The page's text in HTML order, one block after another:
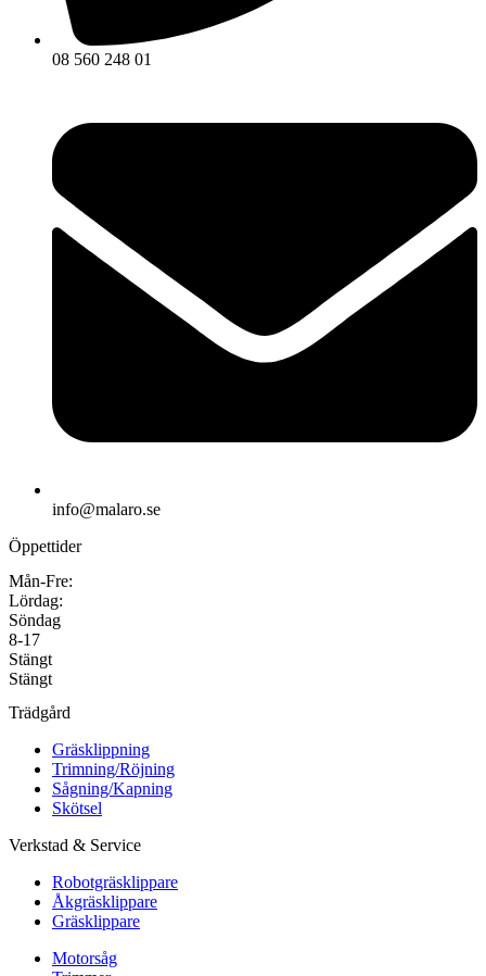
08 560 248 01
info@malaro.se
Öppettider
Mån-Fre:
Lördag:
Söndag
8-17
Stängt
Stängt
Trädgård
Gräsklippning
Trimning/Röjning
Sågning/Kapning
Skötsel
Verkstad & Service
Robotgräsklippare
Åkgräsklippare
Gräsklippare
Motorsåg